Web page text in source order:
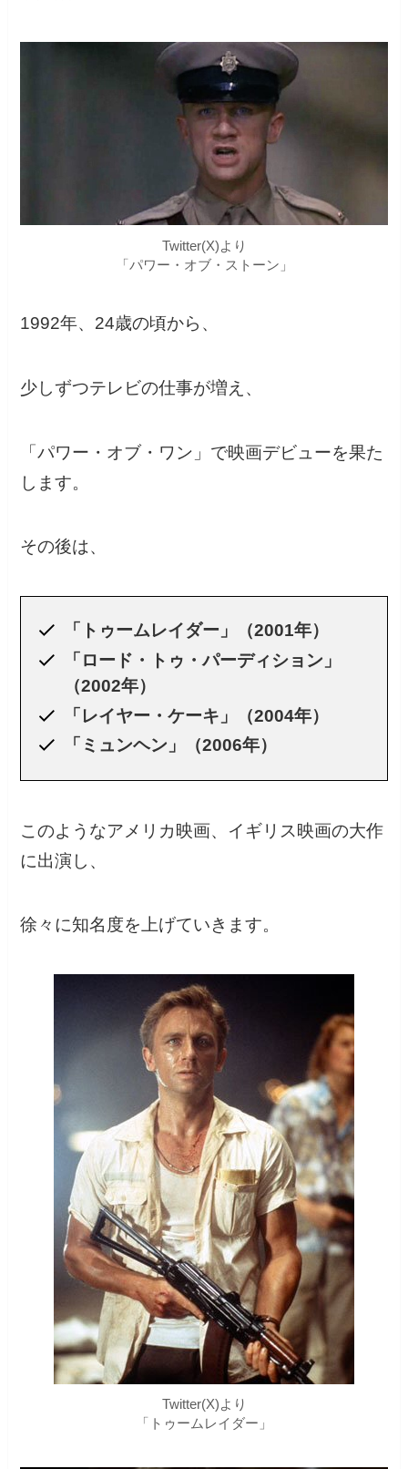
Twitter(X)より
「パワー・オブ・ストーン」
1992年、24歳の頃から、
少しずつテレビの仕事が増え、
「パワー・オブ・ワン」で映画デビューを果た
します。
その後は、
「トゥームレイダー」（2001年）
「ロード・トゥ・パーディション」
（2002年）
「レイヤー・ケーキ」（2004年）
「ミュンヘン」（2006年）
このようなアメリカ映画、イギリス映画の大作
に出演し、
徐々に知名度を上げていきます。
Twitter(X)より
「トゥームレイダー」